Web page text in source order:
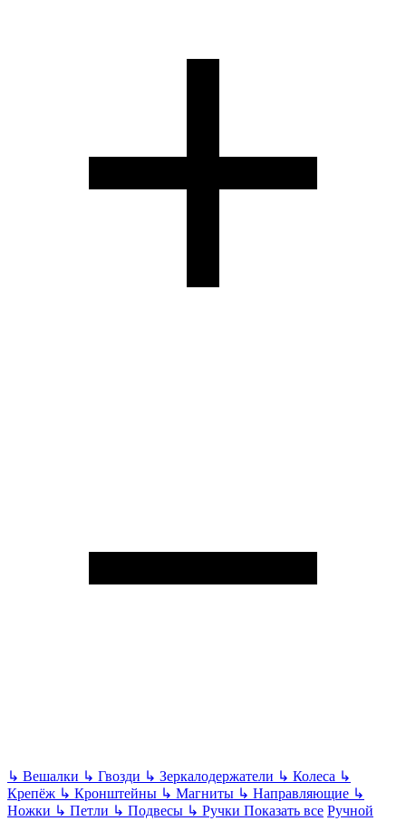
↳ Вешалки ↳ Гвозди ↳ Зеркалодержатели ↳ Колеса ↳
Крепёж ↳ Кронштейны ↳ Магниты ↳ Направляющие ↳
Ножки ↳ Петли ↳ Подвесы ↳ Ручки Показать все Ручной